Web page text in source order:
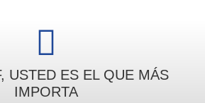
USTED ES EL QUE MÁS
IMPORTA